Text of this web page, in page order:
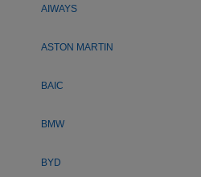
AIWAYS
ASTON MARTIN
BAIC
BMW
BYD